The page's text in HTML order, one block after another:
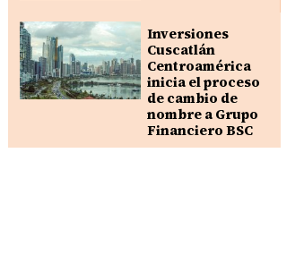
Inversiones
Cuscatlán
Centroamérica
inicia el proceso
de cambio de
nombre a Grupo
Financiero BSC